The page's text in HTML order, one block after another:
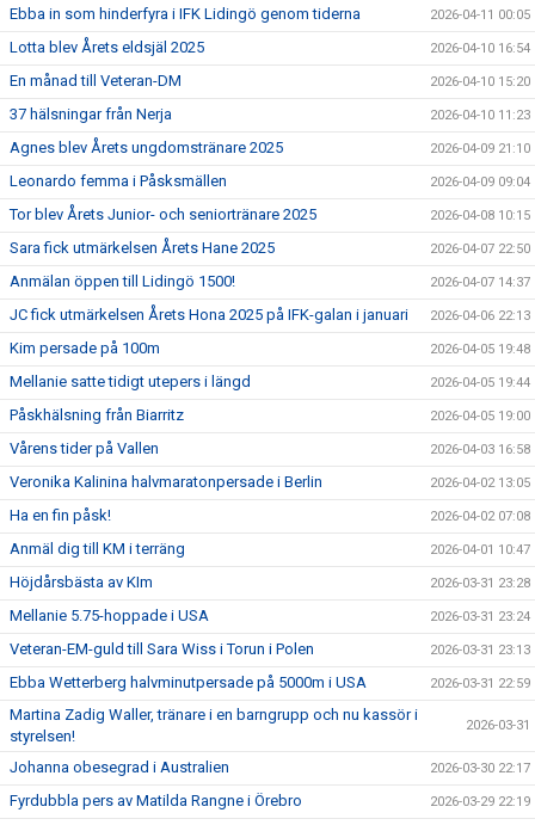
Ebba in som hinderfyra i IFK Lidingö genom tiderna 2026-04-11 00:05
Lotta blev Årets eldsjäl 2025 2026-04-10 16:54
En månad till Veteran-DM 2026-04-10 15:20
37 hälsningar från Nerja 2026-04-10 11:23
Agnes blev Årets ungdomstränare 2025 2026-04-09 21:10
Leonardo femma i Påsksmällen 2026-04-09 09:04
Tor blev Årets Junior- och seniortränare 2025 2026-04-08 10:15
Sara fick utmärkelsen Årets Hane 2025 2026-04-07 22:50
Anmälan öppen till Lidingö 1500! 2026-04-07 14:37
JC fick utmärkelsen Årets Hona 2025 på IFK-galan i januari 2026-04-06 22:13
Kim persade på 100m 2026-04-05 19:48
Mellanie satte tidigt utepers i längd 2026-04-05 19:44
Påskhälsning från Biarritz 2026-04-05 19:00
Vårens tider på Vallen 2026-04-03 16:58
Veronika Kalinina halvmaratonpersade i Berlin 2026-04-02 13:05
Ha en fin påsk! 2026-04-02 07:08
Anmäl dig till KM i terräng 2026-04-01 10:47
Höjdårsbästa av KIm 2026-03-31 23:28
Mellanie 5.75-hoppade i USA 2026-03-31 23:24
Veteran-EM-guld till Sara Wiss i Torun i Polen 2026-03-31 23:13
Ebba Wetterberg halvminutpersade på 5000m i USA 2026-03-31 22:59
Martina Zadig Waller, tränare i en barngrupp och nu kassör i
styrelsen!
2026-03-31
Johanna obesegrad i Australien 2026-03-30 22:17
Fyrdubbla pers av Matilda Rangne i Örebro 2026-03-29 22:19